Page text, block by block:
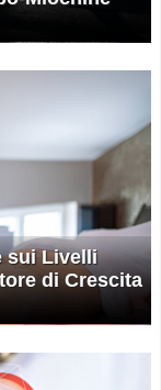
sui Livelli
di Crescita